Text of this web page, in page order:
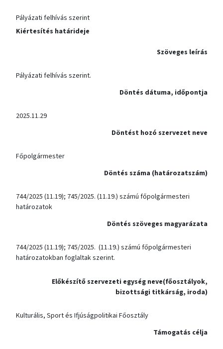
Pályázati felhívás szerint
Kiértesítés határideje
Szöveges leírás
Pályázati felhívás szerint.
Döntés dátuma, időpontja
2025.11.29
Döntést hozó szervezet neve
Főpolgármester
Döntés száma (határozatszám)
744/2025 (11.19); 745/2025. (11.19.) számú főpolgármesteri
határozatok
Döntés szöveges magyarázata
744/2025 (11.19); 745/2025. (11.19.) számú főpolgármesteri
határozatokban foglaltak szerint.
Előkészítő szervezeti egység neve(főosztályok,
bizottsági titkárság, iroda)
Kulturális, Sport és Ifjúságpolitikai Főosztály
Támogatás célja